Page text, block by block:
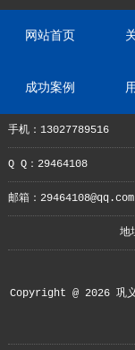
网站首页
成功案例
手机：13027789516
Q Q：29464108
邮箱：29464108@qq.com
地
Copyright @ 2026